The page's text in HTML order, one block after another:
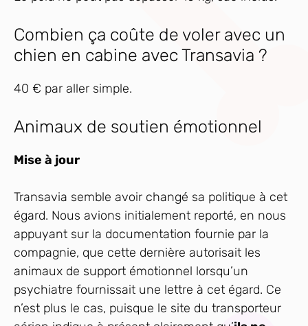
Combien ça coûte de voler avec un
chien en cabine avec Transavia ?
40 € par aller simple.
Animaux de soutien émotionnel
Mise à jour
Transavia semble avoir changé sa politique à cet
égard. Nous avions initialement reporté, en nous
appuyant sur la documentation fournie par la
compagnie, que cette dernière autorisait les
animaux de support émotionnel lorsqu’un
psychiatre fournissait une lettre à cet égard. Ce
n’est plus le cas, puisque le site du transporteur